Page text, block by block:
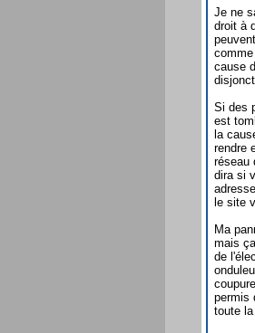
Je ne
droit à
cause
Si des
est
la
rendre
réseau
dira si
le site
Ma
mais
de
permis
toute la